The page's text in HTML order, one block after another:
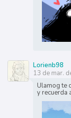
Lorienb98
13 de mar.
Ulamog te
y recuerda